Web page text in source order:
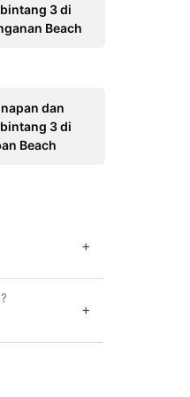
3 di
Beach
dan
3 di
Beach
+
+